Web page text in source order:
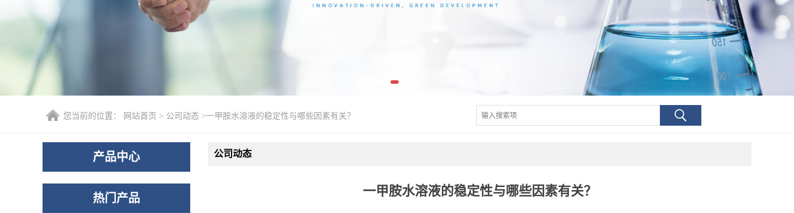
您当前的位置： 网站首页 > 公司动态 >一甲胺水溶液的稳定性与哪些因素有关？
产品中心
热门产品
公司动态
一甲胺水溶液的稳定性与哪些因素有关？